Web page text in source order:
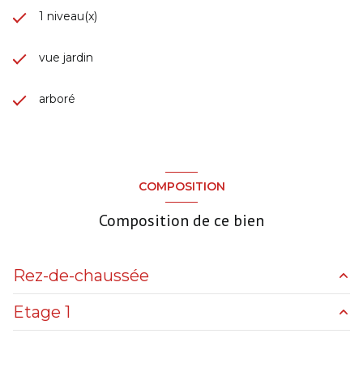
1 niveau(x)
vue jardin
arboré
COMPOSITION
Composition de ce bien
Rez-de-chaussée
cuisine
Etage 1